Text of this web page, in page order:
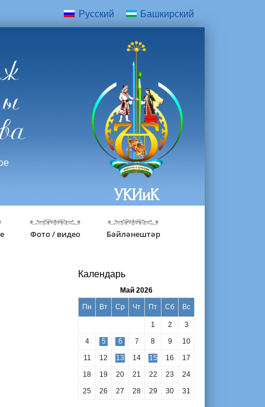
Русский Башкирский
УКИиК
Фото / видео Бәйләнештәр
Календарь
Май 2026
Пн
Вт Ср Чт Пт Сб Вс
1 2
3
4
5 6 7 8 9
10
11
12 13 14 15 16
17
18
19 20 21 22 23
24
25
26 27 28 29 30 31